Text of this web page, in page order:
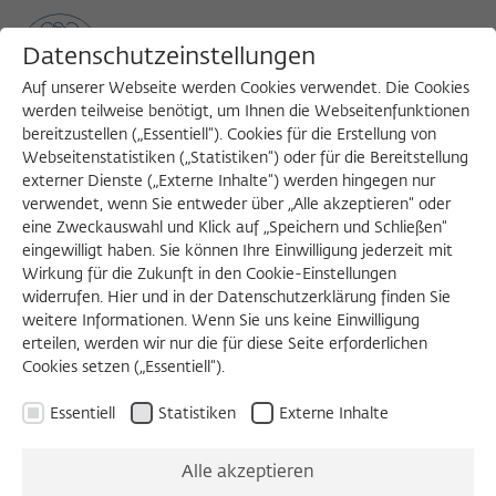
MENU
Search
Datenschutzeinstellungen
Auf unserer Webseite werden Cookies verwendet. Die Cookies
werden teilweise benötigt, um Ihnen die Webseitenfunktionen
bereitzustellen („Essentiell“). Cookies für die Erstellung von
Webseitenstatistiken („Statistiken“) oder für die Bereitstellung
externer Dienste („Externe Inhalte“) werden hingegen nur
verwendet, wenn Sie entweder über „Alle akzeptieren“ oder
eine Zweckauswahl und Klick auf „Speichern und Schließen“
eingewilligt haben. Sie können Ihre Einwilligung jederzeit mit
Wirkung für die Zukunft in den Cookie-Einstellungen
widerrufen. Hier und in der Datenschutzerklärung finden Sie
weitere Informationen. Wenn Sie uns keine Einwilligung
erteilen, werden wir nur die für diese Seite erforderlichen
Cookies setzen („Essentiell“).
Essentiell Statistiken Externe Inhalte
Alle akzeptieren